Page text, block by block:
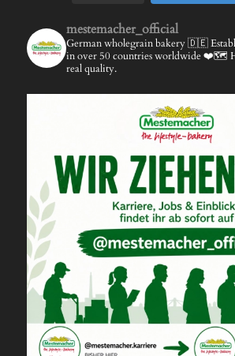
mestemacher_official
German wholegrain bakery 🇩🇪
in over 50 countries worldwide ❤️🗺️
real quality.